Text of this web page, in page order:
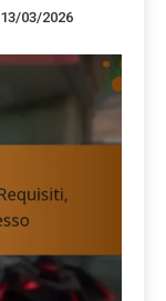
13/03/2026